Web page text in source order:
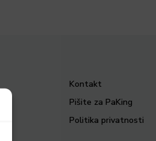
Kontakt
Pišite za PaKing
Politika privatnosti